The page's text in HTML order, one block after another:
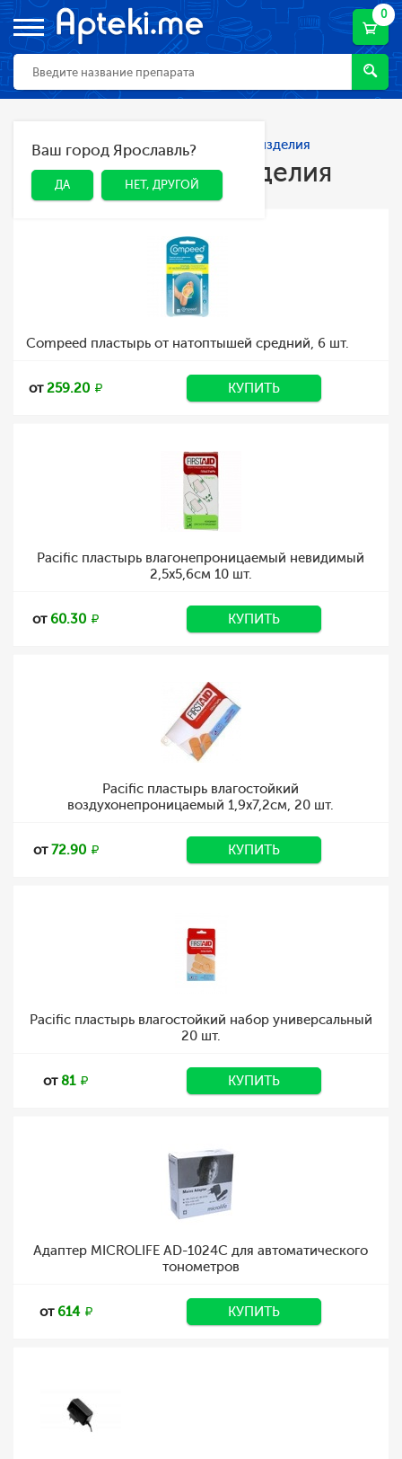
0
ДА НЕТ, ДРУГОЙ
Ваш город Ярославль?
ДА НЕТ, ДРУГОЙ
Главная Каталог Мед. приборы и изделия
Мед. приборы и изделия
Compeed пластырь от натоптышей средний, 6 шт.
от259.20 КУПИТЬ
Pacific пластырь влагонепроницаемый невидимый
2,5х5,6см 10 шт.
от60.30 КУПИТЬ
Pacific пластырь влагостойкий
воздухонепроницаемый 1,9х7,2см, 20 шт.
от72.90 КУПИТЬ
Pacific пластырь влагостойкий набор универсальный
20 шт.
от81 КУПИТЬ
Адаптер MICROLIFE AD-1024C для автоматического
тонометров
от614 КУПИТЬ